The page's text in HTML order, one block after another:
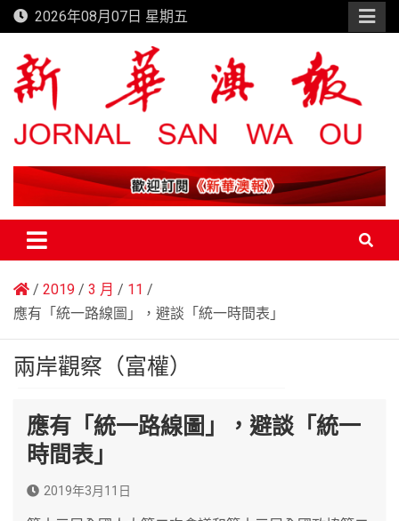
Skip
to
content
2026年08月07日 星期五
新華澳報
2019 3 月
11
應有「統一路線圖」，避談「統一時間表」
兩岸觀察（富權）
應有「統一路線圖」，避談「統一
時間表」
2019年3月11日